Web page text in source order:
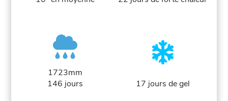
1723mm
146 jours
17 jours de gel